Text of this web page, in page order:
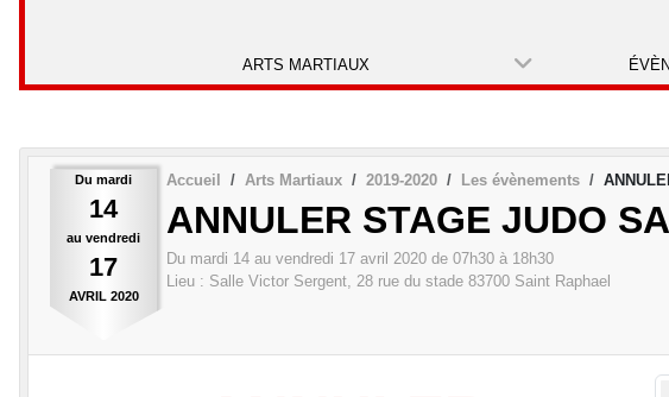
ARTS MARTIAUX
Du mardi
14
au vendredi
17
AVRIL 2020
Accueil Arts Martiaux 2019-2020 Les évènements
ANNULER STAGE JUDO
Du mardi 14 au vendredi 17 avril 2020 de 07h30 à 18h30
Lieu : Salle Victor Sergent, 28 rue du stade 83700 Saint Raphael